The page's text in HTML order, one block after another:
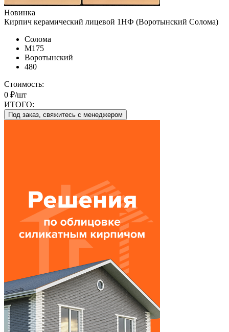
Новинка
Кирпич керамический лицевой 1НФ (Воротынский Солома)
Солома
М175
Воротынский
480
Стоимость:
0 ₽/шт
ИТОГО:
Под заказ, свяжитесь с менеджером